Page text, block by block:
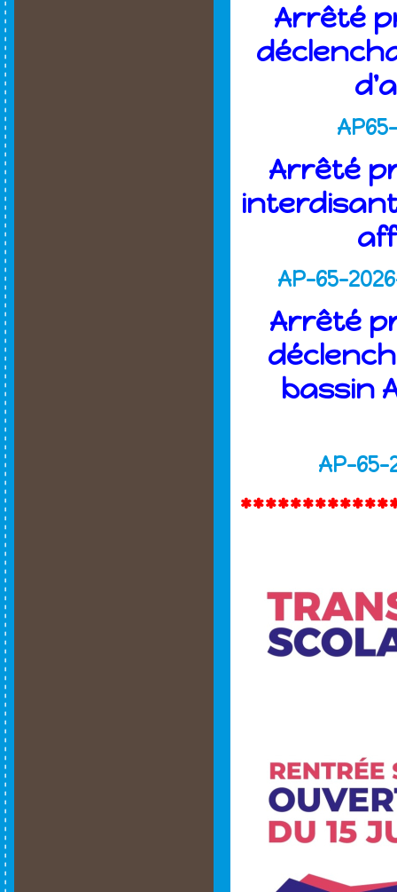
Arrêté
Arrêté
AP-65-
Arrêté
bassin
AP-